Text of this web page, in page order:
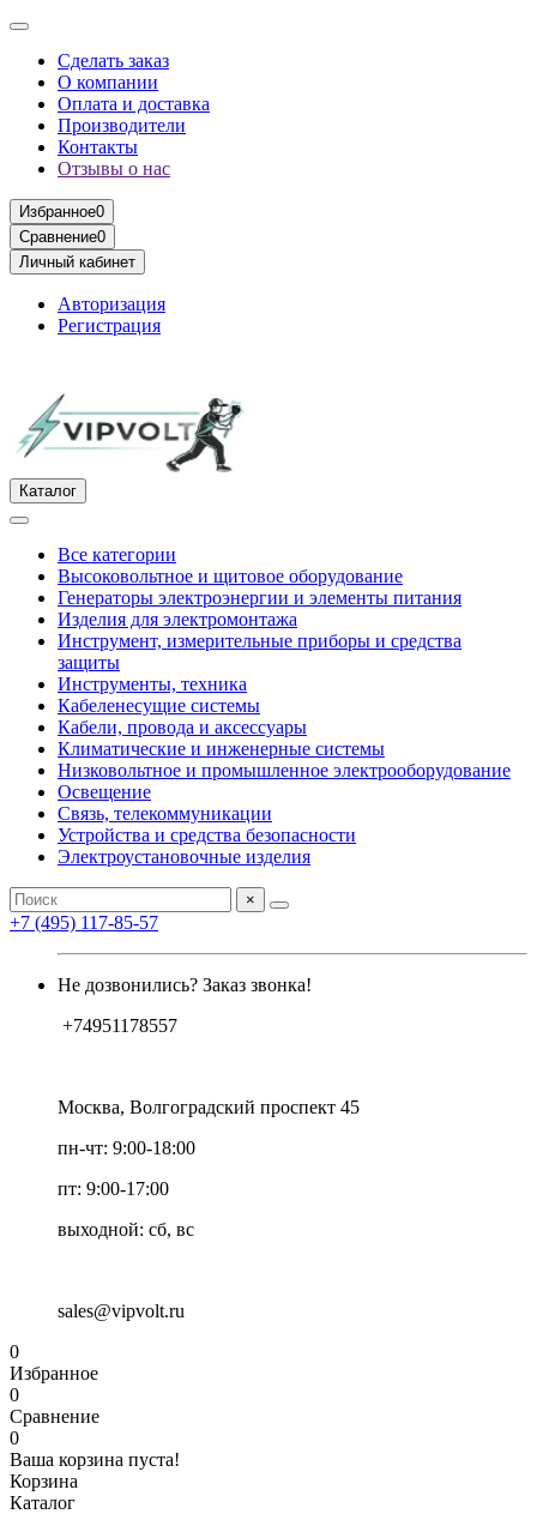
Сделать заказ
О компании
Оплата и доставка
Производители
Контакты
Отзывы о нас
Избранное0
Сравнение0
Личный кабинет
Авторизация
Регистрация
Каталог
Все категории
Высоковольтное и щитовое оборудование
Генераторы электроэнергии и элементы питания
Изделия для электромонтажа
Инструмент, измерительные приборы и средства
защиты
Инструменты, техника
Кабеленесущие системы
Кабели, провода и аксессуары
Климатические и инженерные системы
Низковольтное и промышленное электрооборудование
Освещение
Связь, телекоммуникации
Устройства и средства безопасности
Электроустановочные изделия
×
+7 (495) 117-85-57
Не дозвонились? Заказ звонка!
+74951178557
Москва, Волгоградский проспект 45
пн-чт: 9:00-18:00
пт: 9:00-17:00
выходной: сб, вс
sales@vipvolt.ru
0
Избранное
0
Сравнение
0
Ваша корзина пуста!
Корзина
Каталог